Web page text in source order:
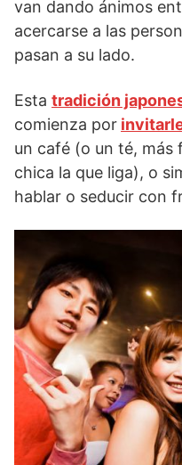
van dando ánimos
acercarse a las
pasan a su lado.
Esta tradición
comienza por
un café (o un té, más
chica la que liga), o
hablar o seducir con